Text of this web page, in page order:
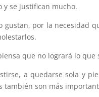
y se justifican mucho.
gustan, por la necesidad
que no logrará lo que
a quedarse sola y
son más